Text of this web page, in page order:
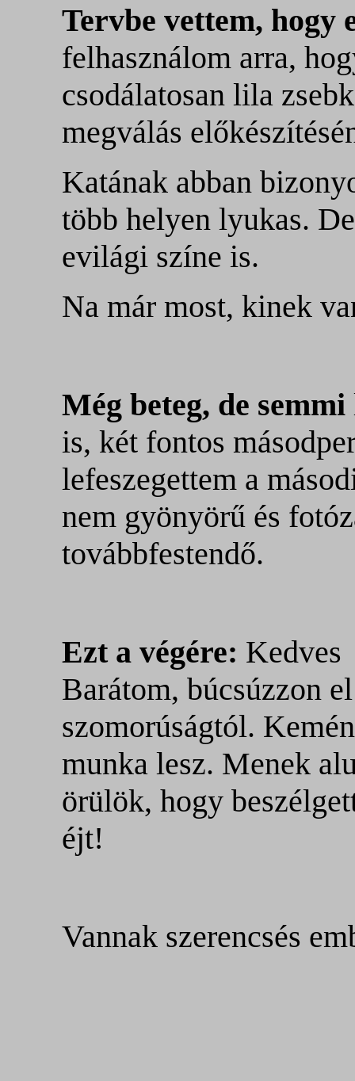
Tervbe vettem, hogy
felhasználom arra,
csodálatosan lila
megválás
Katának abban
több helyen lyukas.
evilági színe is.
Na már most, kinek
Még beteg, de semmi
is, két fontos
lefeszegettem a
nem gyönyörű és
továbbfestendő.
Ezt a végére: Kedves
Barátom, búcsúzzon
szomorúságtól.
munka lesz. Menek
örülök, hogy
éjt!
Vannak szerencsés